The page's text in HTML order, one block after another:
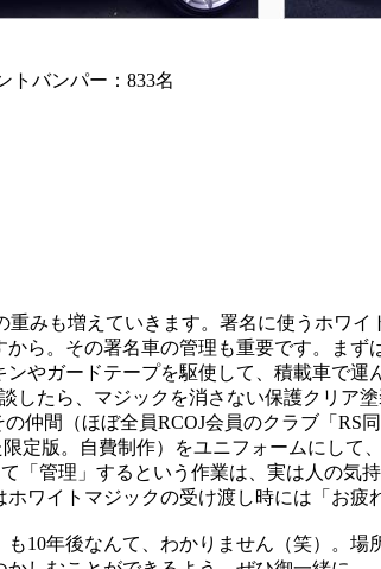
トバンパー：833名
みも増えていきます。署名に使うホワ
ら。その署名車の管理も重要です。ま
やガードテープを駆使して、積載車で
したら、マジックを消さない保護クリア
仲間（ほぼ全員RCOJ会員のクラブ「RS
定版。自費制作）をユニフォームにして
管理」するという作業は、実は人の気
ワイトマジックの受け渡し時には「お疲
10年後なんて、わかりません（笑）。